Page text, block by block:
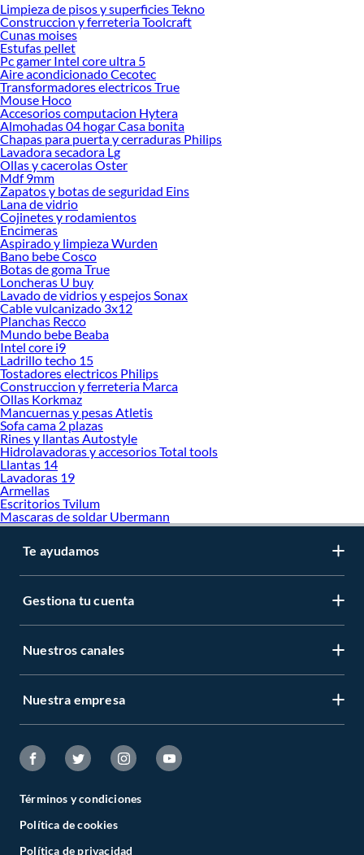
Limpieza de pisos y superficies Tekno
Construccion y ferreteria Toolcraft
Cunas moises
Estufas pellet
Pc gamer Intel core ultra 5
Aire acondicionado Cecotec
Transformadores electricos True
Mouse Hoco
Accesorios computacion Hytera
Almohadas 04 hogar Casa bonita
Chapas para puerta y cerraduras Philips
Lavadora secadora Lg
Ollas y cacerolas Oster
Mdf 9mm
Zapatos y botas de seguridad Eins
Lana de vidrio
Cojinetes y rodamientos
Encimeras
Aspirado y limpieza Wurden
Bano bebe Cosco
Botas de goma True
Loncheras U buy
Lavado de vidrios y espejos Sonax
Cable vulcanizado 3x12
Planchas Recco
Mundo bebe Beaba
Intel core i9
Ladrillo techo 15
Tostadores electricos Philips
Construccion y ferreteria Marca
Ollas Korkmaz
Mancuernas y pesas Atletis
Sofa cama 2 plazas
Rines y llantas Autostyle
Hidrolavadoras y accesorios Total tools
Llantas 14
Lavadoras 19
Armellas
Escritorios Tvilum
Mascaras de soldar Ubermann
Te ayudamos
Gestiona tu cuenta
Nuestros canales
Nuestra empresa
Términos y condiciones
Política de cookies
Política de privacidad